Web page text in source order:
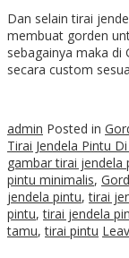
Dan selain tirai
membuat gorden
sebagainya maka di
secara custom
admin Posted in
Tirai Jendela Pintu
gambar tirai jendela
pintu minimalis,
jendela pintu,tirai
pintu,tirai jendela
tamu,tirai pintu